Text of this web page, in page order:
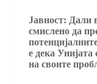
Јавност: Дали
смислено да
е дека
на своите